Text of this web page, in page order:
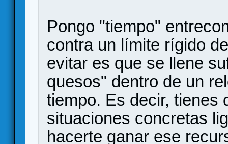
Pongo "tiempo"
contra un límite rígido
evitar es que se llene
quesos" dentro de un
tiempo. Es decir, tienes
situaciones concretas
hacerte ganar ese